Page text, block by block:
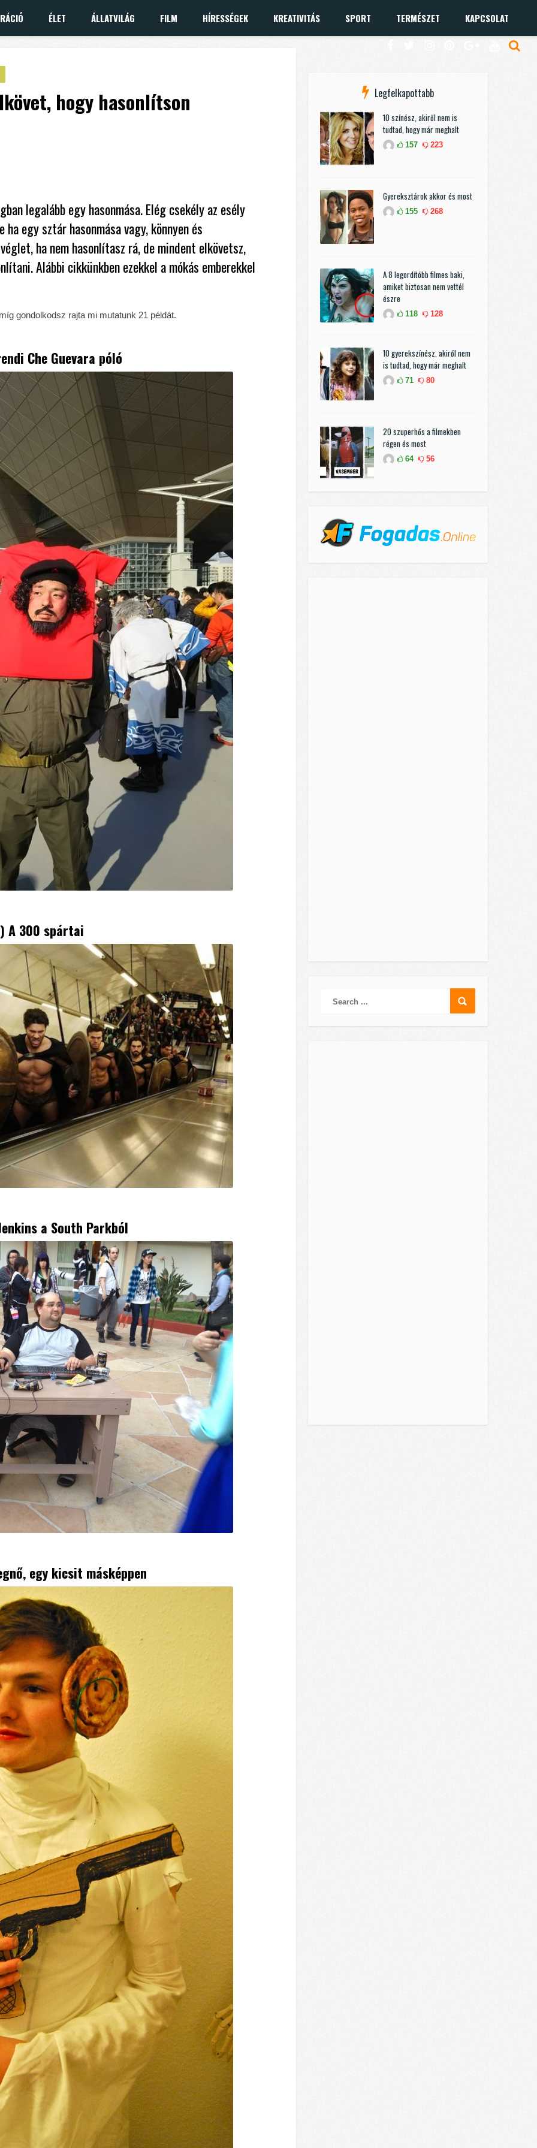
ÉLET ÁLLATVILÁG FILM HÍRESSÉGEK KREATIVITÁS SPORT TERMÉSZET KAPCSOLAT
hogy hasonlítson
legalább egy hasonmása. Elég csekély az esély
egy sztár hasonmása vagy, könnyen és
ha nem hasonlítasz rá, de mindent elkövetsz,
Alábbi cikkünkben ezekkel a mókás emberekkel
gondolkodsz rajta mi mutatunk 21 példát.
Che Guevara póló
A 300 spártai
a South Parkból
egy kicsit másképpen
Legfelkapottabb
10 színész, akiről nem is
tudtad, hogy már meghalt
157 223
Gyereksztárok akkor és most
155 268
A 8 legordítóbb filmes baki,
amiket biztosan nem vettél
észre
118 128
10 gyerekszínész, akiről nem
is tudtad, hogy már meghalt
71 80
20 szuperhős a filmekben
régen és most
64 56